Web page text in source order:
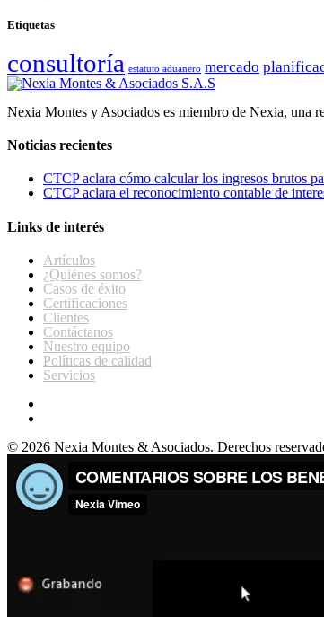
Etiquetas
consultoría estatuto aduanero mercado
Nexia Montes y Asociados es miembro de Nexia, una
Noticias recientes
CTCP aclara cómo calcular los ingresos brutos
CTCP aclara el reconocimiento contable de
Links de interés
Artículos
¿Quiénes somos?
Casos de éxito
Certificaciones
Clientes
Contáctanos
Nuestro equipo
Políticas de calidad
Servicios
© 2026 Nexia Montes & Asociados. Derechos